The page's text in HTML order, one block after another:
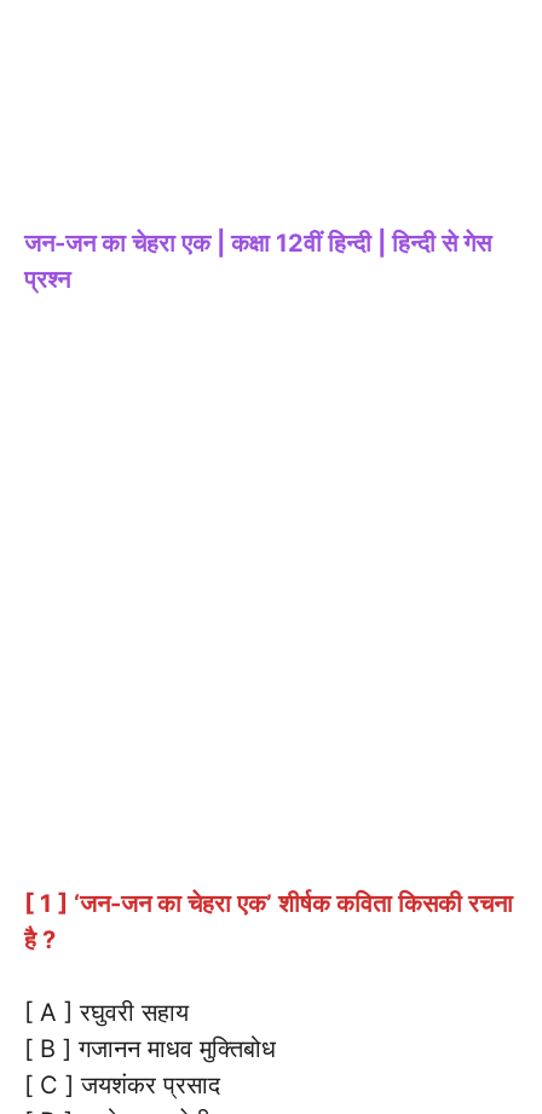
जन-जन का चेहरा एक | कक्षा 12वीं हिन्दी | हिन्दी से गेस
प्रश्न
[ 1 ] ‘जन-जन का चेहरा एक’ शीर्षक कविता किसकी रचना
है ?
[ A ] रघुवरी सहाय
[ B ] गजानन माधव मुक्तिबोध
[ C ] जयशंकर प्रसाद